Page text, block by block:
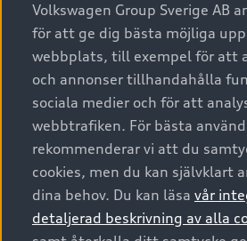
A6 modellerna
SUV
Avant
Audi Sport
Privatleasing
Nya bilar i lager
Begagnade bilar i lager
Audi approved :plus - så gott som
Finansiering
Audi exclusive
Provkörning
Service & tillbehör
Audi digital services
Originaltillbehör - köp online
Garantier
Försäkring
Digitala manualer för din Audi
Tjänstebil
Tjänstebil
Business lease online
Företagsleasing
Om Audi Sverige
Kontakta oss
Audi Återförsäljare/-
myAudi
© 2026 AUDI SVERIGE. All Rights
Volkswagen Group Sverige AB
för att ge dig bästa möjliga
webbplats, till exempel för att
och annonser tillhandahålla
sociala medier och för att
webbtrafiken. För bästa
rekommenderar vi att du
cookies, men du kan självklart
dina behov. Du kan läsa vår
detaljerad beskrivning av alla